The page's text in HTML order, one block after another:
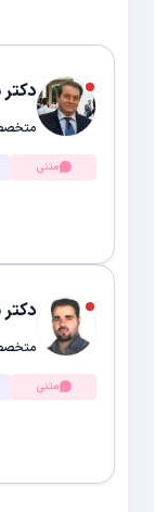
متنی
متنی